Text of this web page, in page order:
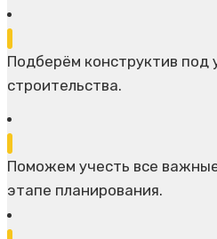
Подберём конструктив под
строительства.
Поможем учесть все
этапе планирования.